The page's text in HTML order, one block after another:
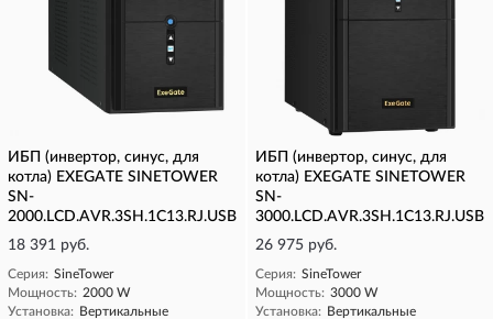
ИБП (инвертор, синус, для
котла) EXEGATE SINETOWER
SN-
2000.LCD.AVR.3SH.1C13.RJ.USB
18 391 руб.
Серия: SineTower
Мощность: 2000 W
Установка: Вертикальные
ИБП (инвертор, синус, для
котла) EXEGATE SINETOWER
SN-
3000.LCD.AVR.3SH.1C13.RJ.USB
26 975 руб.
Серия: SineTower
Мощность: 3000 W
Установка: Вертикальные